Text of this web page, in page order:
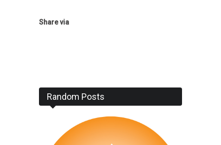
Share via
Random Posts